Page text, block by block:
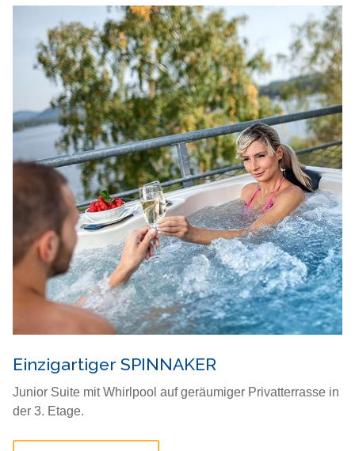
Einzigartiger SPINNAKER
Junior Suite mit Whirlpool auf geräumiger Privatterrasse in
der 3. Etage.